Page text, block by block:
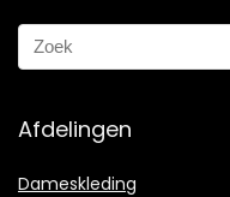
Afdelingen
Dameskleding